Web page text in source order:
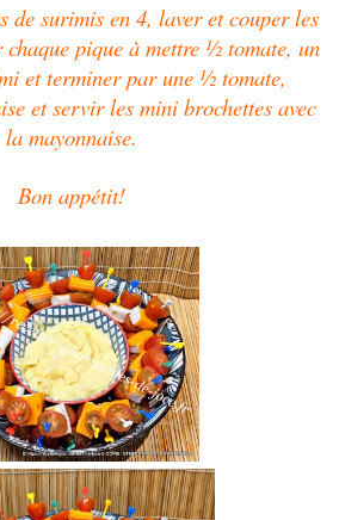
de surimis en 4, laver et couper les
chaque pique à mettre ½ tomate, un
et terminer par une ½ tomate,
et servir les mini brochettes avec
la mayonnaise.
Bon appétit!